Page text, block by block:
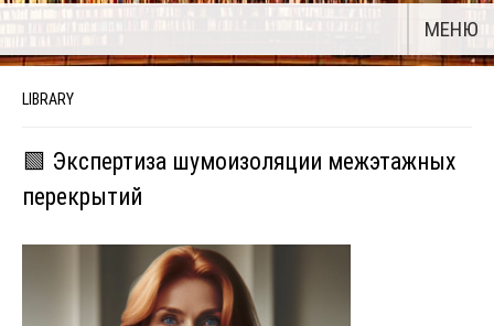
МЕНЮ
LIBRARY
🟩 Экспертиза шумоизоляции межэтажных
перекрытий